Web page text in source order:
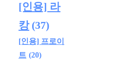
[인용] 라
캉 (37)
[인용] 프로이
트 (20)